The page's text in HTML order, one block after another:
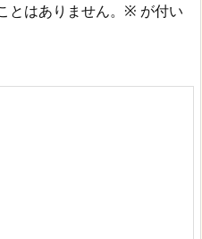
はありません。 ※ が付い